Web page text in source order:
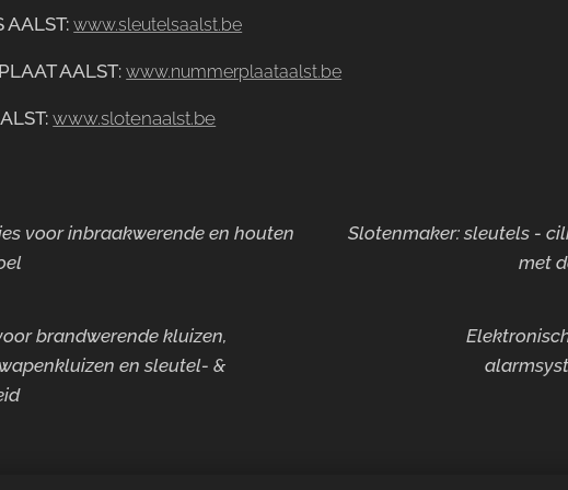
AALST: www.sleutelsaalst.be
AALST:www.nummerplaataalst.be
www.slotenaalst.be
voor inbraakwerende en houten
Slotenmaker: sleutels -
met
brandwerende kluizen,
en sleutel- &